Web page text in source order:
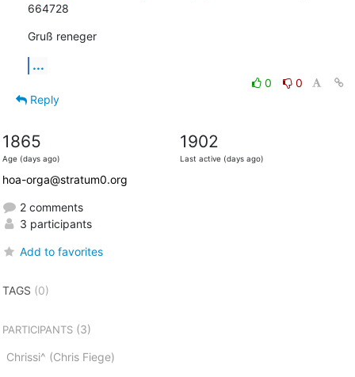
664728
Gruß reneger
...
0
0
Reply
1865
Age (days ago)
1902
Last active (days ago)
hoa-orga@stratum0.org
2 comments
3 participants
Add to favorites
TAGS (0)
PARTICIPANTS(3)
Chrissi^ (Chris Fiege)